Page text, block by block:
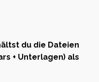
du die Dateien
+ Unterlagen) als